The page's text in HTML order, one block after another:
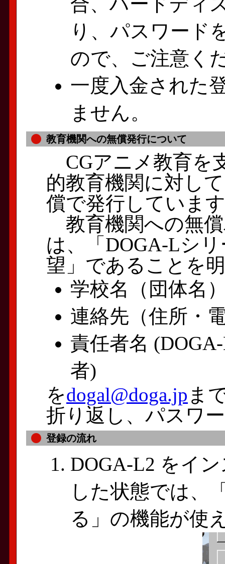
り、パスワード
ので、ご注意く
一度入金された
ません。
教育機関への無償発行について
CGアニメ教育を
的教育機関に対し
償で発行していま
教育機関への無
は、「DOGA-Lシ
望」であることを
学校名（団体名
連絡先（住所・
責任者名
者)
をdogal@doga.jp ま
折り返し、パスワ
登録の流れ
DOGA-L2 をイ
した状態では、
る」の機能が使